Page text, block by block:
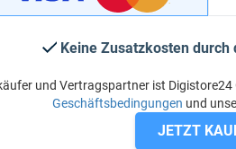
Keine Zusatzkosten durch
und Vertragspartner ist Digistore24
Geschäftsbedingungen und
JETZT